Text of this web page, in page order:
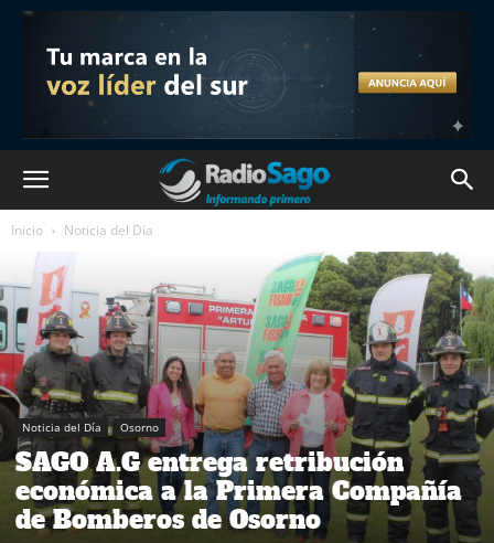
Inicio Noticia del Día
Noticia del Día Osorno
SAGO A.G entrega retribución
económica a la Primera Compañía
de Bomberos de Osorno